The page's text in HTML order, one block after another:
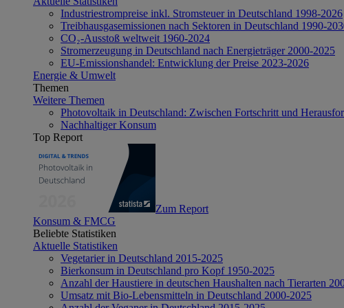
Industriestrompreise inkl. Stromsteuer in Deutschland 1998-2026
Treibhausgasemissionen nach Sektoren in Deutschland 1990-
CO₂-Ausstoß weltweit 1960-2024
Stromerzeugung in Deutschland nach Energieträger 2000-2025
EU-Emissionshandel: Entwicklung der Preise 2023-2026
Energie & Umwelt
Themen
Weitere Themen
Photovoltaik in Deutschland: Zwischen Fortschritt und
Nachhaltiger Konsum
Top Report
Zum Report
Konsum & FMCG
Beliebte Statistiken
Aktuelle Statistiken
Vegetarier in Deutschland 2015-2025
Bierkonsum in Deutschland pro Kopf 1950-2025
Anzahl der Haustiere in deutschen Haushalten nach Tierarten
Umsatz mit Bio-Lebensmitteln in Deutschland 2000-2025